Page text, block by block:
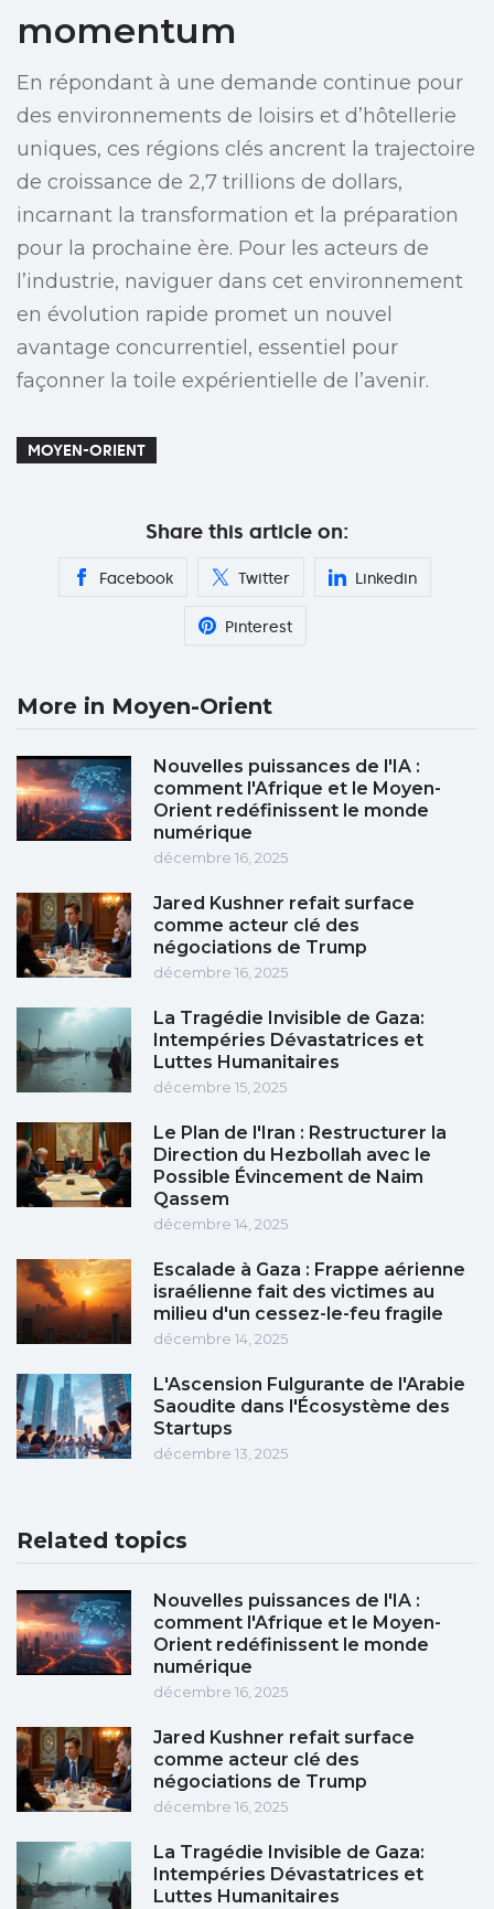
momentum
En répondant à une demande continue pour
des environnements de loisirs et d’hôtellerie
uniques, ces régions clés ancrent la trajectoire
de croissance de 2,7 trillions de dollars,
incarnant la transformation et la préparation
pour la prochaine ère. Pour les acteurs de
l’industrie, naviguer dans cet environnement
en évolution rapide promet un nouvel
avantage concurrentiel, essentiel pour
façonner la toile expérientielle de l’avenir.
MOYEN-ORIENT
Share this article on:
Facebook Twitter Linkedin
Pinterest
More in Moyen-Orient
Nouvelles puissances de l'IA :
comment l'Afrique et le Moyen-
Orient redéfinissent le monde
numérique
décembre 16, 2025
Jared Kushner refait surface
comme acteur clé des
négociations de Trump
décembre 16, 2025
La Tragédie Invisible de Gaza:
Intempéries Dévastatrices et
Luttes Humanitaires
décembre 15, 2025
Le Plan de l'Iran : Restructurer la
Direction du Hezbollah avec le
Possible Évincement de Naim
Qassem
décembre 14, 2025
Escalade à Gaza : Frappe aérienne
israélienne fait des victimes au
milieu d'un cessez-le-feu fragile
décembre 14, 2025
L'Ascension Fulgurante de l'Arabie
Saoudite dans l'Écosystème des
Startups
décembre 13, 2025
Related topics
Nouvelles puissances de l'IA :
comment l'Afrique et le Moyen-
Orient redéfinissent le monde
numérique
décembre 16, 2025
Jared Kushner refait surface
comme acteur clé des
négociations de Trump
décembre 16, 2025
La Tragédie Invisible de Gaza:
Intempéries Dévastatrices et
Luttes Humanitaires